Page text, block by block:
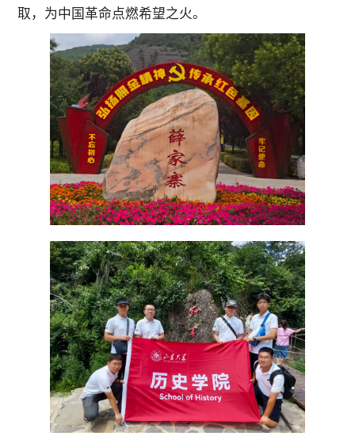
取，为中国革命点燃希望之火。